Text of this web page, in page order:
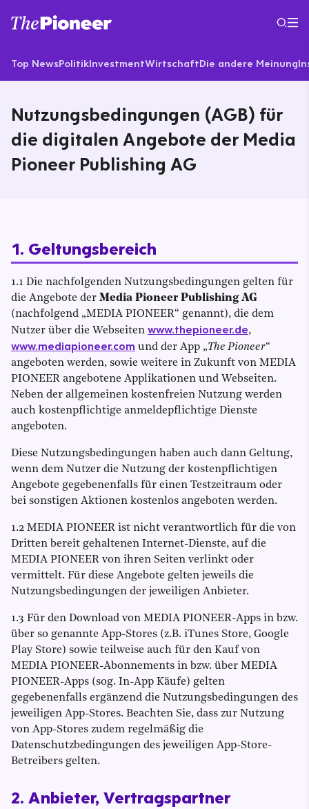
Top NewsPolitikInvestmentWirtschaftDie andere Meinung
Nutzungsbedingungen (AGB) für
die digitalen Angebote der Media
Pioneer Publishing AG
1. Geltungsbereich
1.1 Die nachfolgenden Nutzungsbedingungen gelten für
die Angebote der Media Pioneer Publishing AG
(nachfolgend „MEDIA PIONEER“ genannt), die dem
Nutzer über die Webseiten www.thepioneer.de,
www.mediapioneer.com und der App „The Pioneer“
angeboten werden, sowie weitere in Zukunft von MEDIA
PIONEER angebotene Applikationen und Webseiten.
Neben der allgemeinen kostenfreien Nutzung werden
auch kostenpflichtige anmeldepflichtige Dienste
angeboten.
Diese Nutzungsbedingungen haben auch dann Geltung,
wenn dem Nutzer die Nutzung der kostenpflichtigen
Angebote gegebenenfalls für einen Testzeitraum oder
bei sonstigen Aktionen kostenlos angeboten werden.
1.2 MEDIA PIONEER ist nicht verantwortlich für die von
Dritten bereit gehaltenen Internet-Dienste, auf die
MEDIA PIONEER von ihren Seiten verlinkt oder
vermittelt. Für diese Angebote gelten jeweils die
Nutzungsbedingungen der jeweiligen Anbieter.
1.3 Für den Download von MEDIA PIONEER-Apps in bzw.
über so genannte App-Stores (z.B. iTunes Store, Google
Play Store) sowie teilweise auch für den Kauf von
MEDIA PIONEER-Abonnements in bzw. über MEDIA
PIONEER-Apps (sog. In-App Käufe) gelten
gegebenenfalls ergänzend die Nutzungsbedingungen des
jeweiligen App-Stores. Beachten Sie, dass zur Nutzung
von App-Stores zudem regelmäßig die
Datenschutzbedingungen des jeweiligen App-Store-
Betreibers gelten.
2. Anbieter, Vertragspartner